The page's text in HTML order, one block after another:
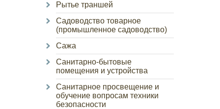
Рытье траншей
Садоводство товарное
(промышленное садоводство)
Сажа
Санитарно-бытовые
помещения и устройства
Санитарное просвещение и
обучение вопросам техники
безопасности